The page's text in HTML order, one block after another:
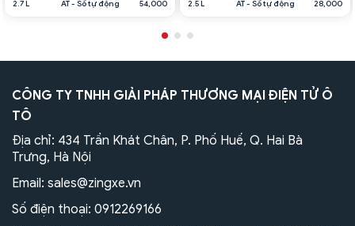
2.7 L AT - Số tự động 54,000 2.5 L AT - Số tự động 28,000
CÔNG TY TNHH GIẢI PHÁP THƯƠNG MẠI ĐIỆN TỬ Ô
TÔ
Địa chỉ: 434 Trần Khát Chân, P. Phố Huế, Q. Hai Bà
Trưng, Hà Nội
Email: sales@zingxe.vn
Số điện thoại: 0912269166